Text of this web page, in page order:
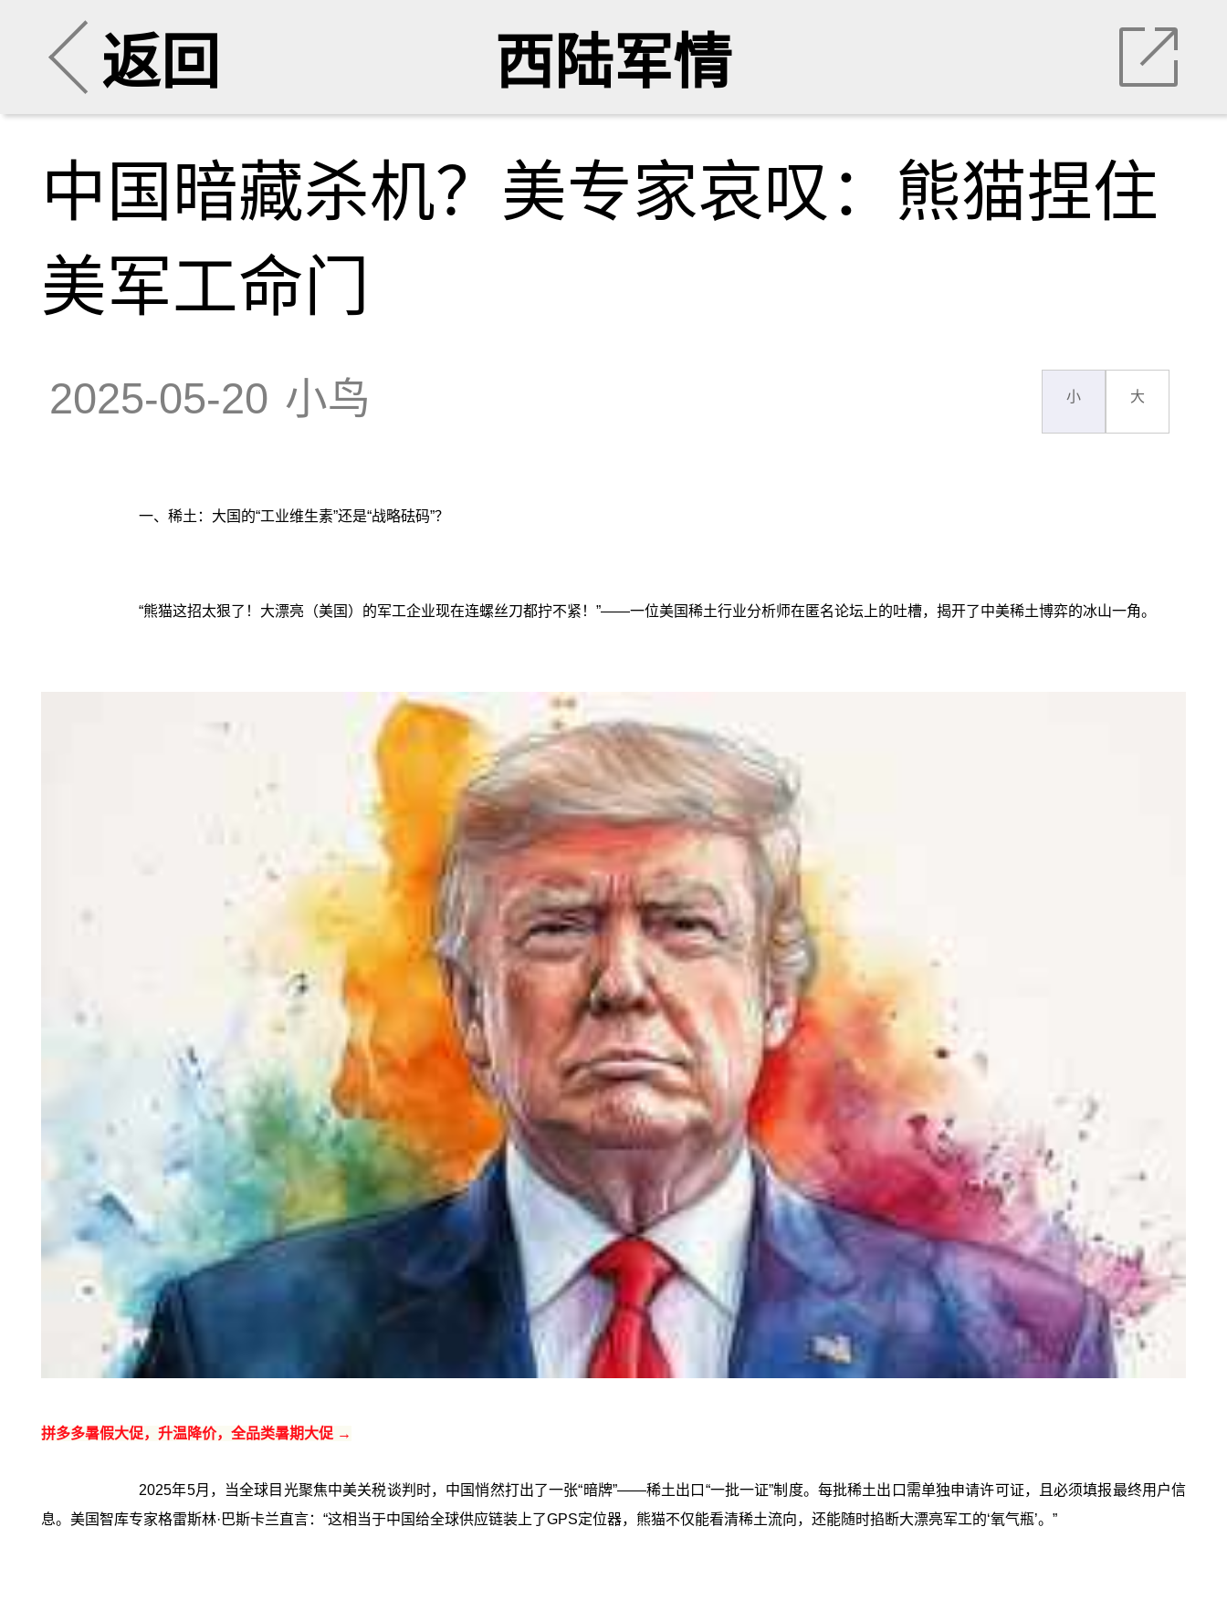
返回 西陆军情
中国暗藏杀机？美专家哀叹：熊猫捏住
美军工命门
2025-05-20 小鸟 小 大
一、稀土：大国的“工业维生素”还是“战略砝码”？
“熊猫这招太狠了！大漂亮（美国）的军工企业现在连螺丝刀都拧不紧！”——一位美国稀土行业分析师在匿名论坛上的吐槽，揭开了中美稀土博弈的冰山一角。
拼多多暑假大促，升温降价，全品类暑期大促 →
2025年5月，当全球目光聚焦中美关税谈判时，中国悄然打出了一张“暗牌”——稀土出口“一批一证”制度。每批稀土出口需单独申请许可证，且必须填报最终用户信
息。美国智库专家格雷斯林·巴斯卡兰直言：“这相当于中国给全球供应链装上了GPS定位器，熊猫不仅能看清稀土流向，还能随时掐断大漂亮军工的‘氧气瓶’。”